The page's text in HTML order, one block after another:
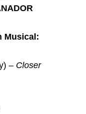
Musical:
– Closer